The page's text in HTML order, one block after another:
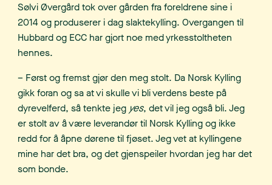
Sølvi Øvergård tok over gården fra foreldrene sine i
2014 og produserer i dag slaktekylling. Overgangen til
Hubbard og ECC har gjort noe med yrkesstoltheten
hennes.
– Først og fremst gjør den meg stolt. Da Norsk Kylling
gikk foran og sa at vi skulle vi bli verdens beste på
dyrevelferd, så tenkte jeg yes, det vil jeg også bli. Jeg
er stolt av å være leverandør til Norsk Kylling og ikke
redd for å åpne dørene til fjøset. Jeg vet at kyllingene
mine har det bra, og det gjenspeiler hvordan jeg har det
som bonde.